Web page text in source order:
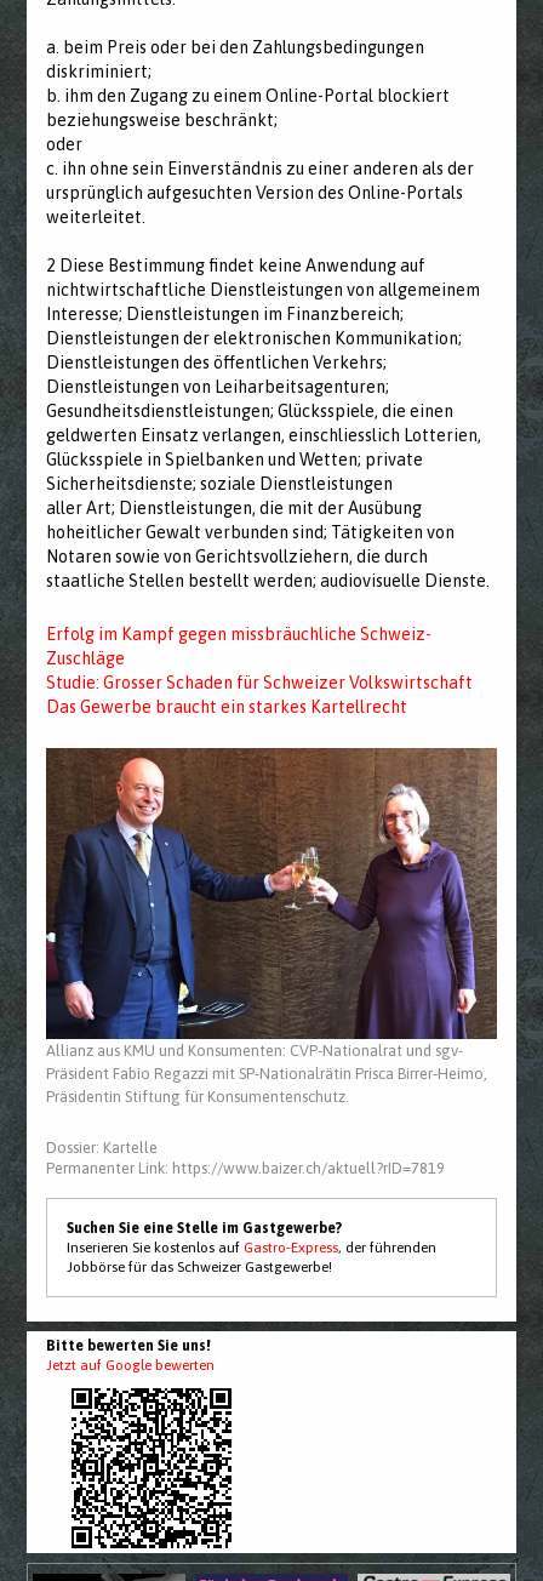
a. beim Preis oder bei den Zahlungsbedingungen
diskriminiert;
b. ihm den Zugang zu einem Online-Portal blockiert
beziehungsweise beschränkt;
oder
c. ihn ohne sein Einverständnis zu einer anderen als der
ursprünglich aufgesuchten Version des Online-Portals
weiterleitet.
2 Diese Bestimmung findet keine Anwendung auf
nichtwirtschaftliche Dienstleistungen von allgemeinem
Interesse; Dienstleistungen im Finanzbereich;
Dienstleistungen der elektronischen Kommunikation;
Dienstleistungen des öffentlichen Verkehrs;
Dienstleistungen von Leiharbeitsagenturen;
Gesundheitsdienstleistungen; Glücksspiele, die einen
geldwerten Einsatz verlangen, einschliesslich Lotterien,
Glücksspiele in Spielbanken und Wetten; private
Sicherheitsdienste; soziale Dienstleistungen
aller Art; Dienstleistungen, die mit der Ausübung
hoheitlicher Gewalt verbunden sind; Tätigkeiten von
Notaren sowie von Gerichtsvollziehern, die durch
staatliche Stellen bestellt werden; audiovisuelle Dienste.
Erfolg im Kampf gegen missbräuchliche Schweiz-
Zuschläge
Studie: Grosser Schaden für Schweizer Volkswirtschaft
Das Gewerbe braucht ein starkes Kartellrecht
Allianz aus KMU und Konsumenten: CVP-Nationalrat und sgv-
Präsident Fabio Regazzi mit SP-Nationalrätin Prisca Birrer-Heimo,
Präsidentin Stiftung für Konsumentenschutz.
Dossier: Kartelle
Permanenter Link: https://www.baizer.ch/aktuell?rID=7819
Suchen Sie eine Stelle im Gastgewerbe?
Inserieren Sie kostenlos aufGastro-Express, der führenden
Jobbörse für das Schweizer Gastgewerbe!
Bitte bewerten Sie uns!
Jetzt auf Google bewerten